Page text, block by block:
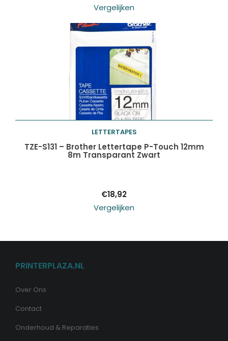
Vergelijken
Toevoegen aan
LETTERTAPES
TZE-S131 – Brother Lettertape P-Touch 12mm
8m Transparant Zwart
€18,92
Vergelijken
PRINTERPLAZA.NL
Over Ons
Contact
Onderhoud & Reparaties